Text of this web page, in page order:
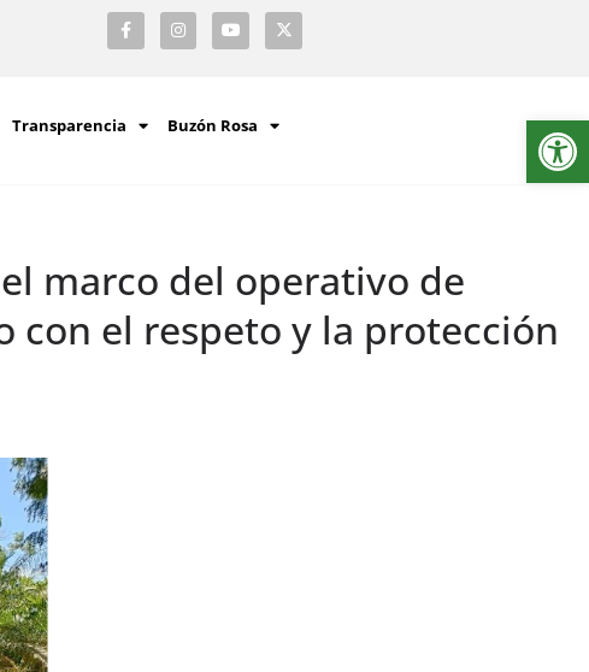
Transparencia Buzón Rosa
marco del operativo de
con el respeto y la protección